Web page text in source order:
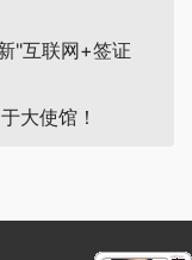
"互联网+签证
大使馆！